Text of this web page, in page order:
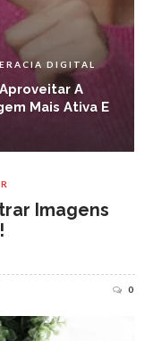
Portefólios
Imagens
0